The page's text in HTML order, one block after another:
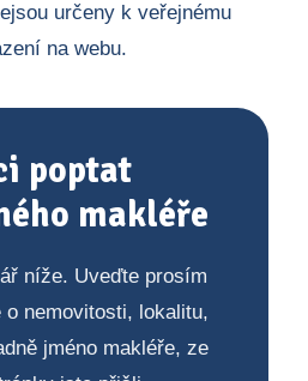
určeny k veřejnému
na webu.
poptat
makléře
níže. Uveďte prosím
o nemovitosti, lokalitu,
jméno makléře, ze